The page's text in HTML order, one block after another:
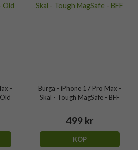
-
Burga - iPhone 17 Pro Max -
Skal - Tough MagSafe - BFF
499 kr
KÖP